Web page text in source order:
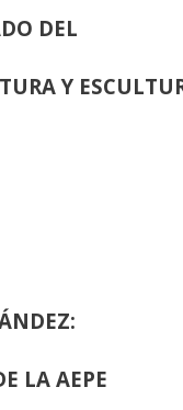
DEL
Y
LA AEPE